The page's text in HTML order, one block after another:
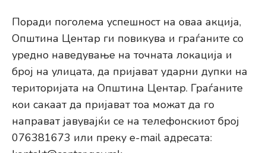
Поради поголема успешност на оваа акција,
Општина Центар ги повикува и граѓаните со
уредно наведување на точната локација и
број на улицата, да пријават ударни дупки на
територијата на Општина Центар. Граѓаните
кои сакаат да пријават тоа можат да го
направат јавувајќи се на телефонскиот број
076381673 или преку e-mail адресата: